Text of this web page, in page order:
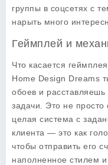
группы в соцсетях с
нарыть много
Геймплей и
Что касается
Home Design Dreams
обоев и
задачи. Это не просто
целая система с
клиента — это как
чтобы отправить его
наполненное стилем